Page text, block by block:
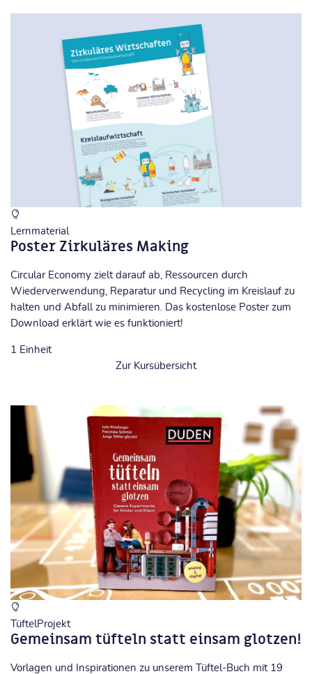
Lernmaterial
Poster Zirkuläres Making
Circular Economy zielt darauf ab, Ressourcen durch
Wiederverwendung, Reparatur und Recycling im Kreislauf zu
halten und Abfall zu minimieren. Das kostenlose Poster zum
Download erklärt wie es funktioniert!
1 Einheit
Zur Kursübersicht
TüftelProjekt
Gemeinsam tüfteln statt einsam glotzen!
Vorlagen und Inspirationen zu unserem Tüftel-Buch mit 19